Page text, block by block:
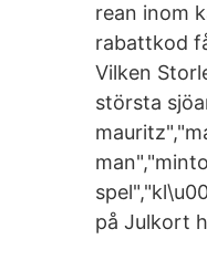
rean inom
rabattkod
Vilken
största
på Julkort